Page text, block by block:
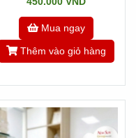
Mua ngay
Thêm vào giỏ hàng